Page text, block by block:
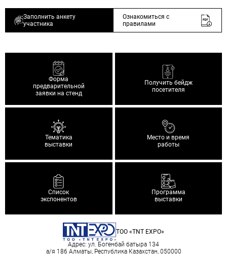
Заполнить анкету
участника
Ознакомиться с
правилами
Форма
предварительной
заявки на стенд
Получить бейдж
посетителя
Тематика
выставки
Место и время
работы
Список
экспонентов
Программа
выставки
ТОО «TNT EXPO»
Адрес: ул. Богенбай батыра 134
а/я 186 Алматы, Республика Казахстан, 050000